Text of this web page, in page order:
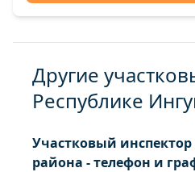
Другие
Республике
Участковый инспектор
района - телефон и